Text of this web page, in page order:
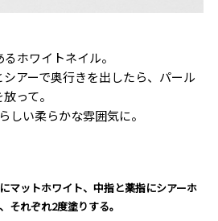
ホワイトネイル。
アーで奥行きを出したら、パール
って。
しい柔らかな雰囲気に。
マットホワイト、中指と薬指にシアーホ
それぞれ2度塗りする。